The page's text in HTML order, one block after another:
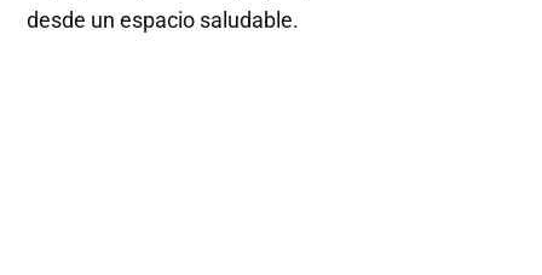
desde un espacio saludable.